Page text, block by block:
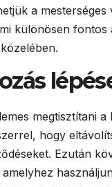
a mesterséges
különösen fontos
megtisztítani
hogy
Ezután